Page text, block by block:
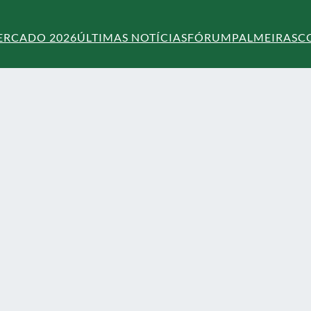
2026ÚLTIMAS NOTÍCIASFÓRUMPALMEIRAS